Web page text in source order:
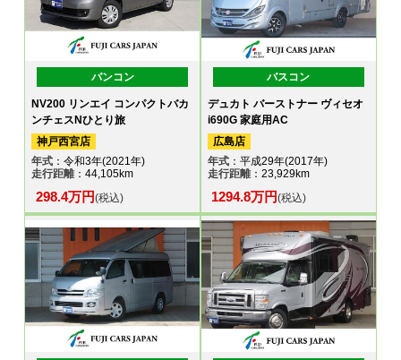
バンコン
NV200 リンエイ コンパクトバカ
ンチェスNひとり旅
神戸西宮店
年式 ：令和3年(2021年)
走行距離：44,105km
298.4万円(税込)
バスコン
デュカト バーストナー ヴィセオ
i690G 家庭用AC
広島店
年式：平成29年(2017年)
走行距離：23,929km
1294.8万円(税込)